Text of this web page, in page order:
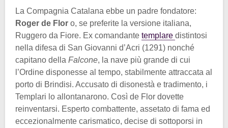
La Compagnia Catalana ebbe un padre fondatore:
Roger de Flor o, se preferite la versione italiana,
Ruggero da Fiore. Ex comandante templare distintosi
nella difesa di San Giovanni d’Acri (1291) nonché
capitano della Falcone, la nave più grande di cui
l’Ordine disponesse al tempo, stabilmente attraccata al
porto di Brindisi. Accusato di disonestà e tradimento, i
Templari lo allontanarono. Così de Flor dovette
reinventarsi. Esperto combattente, assetato di fama ed
eccezionalmente carismatico, decise di sottoporsi in